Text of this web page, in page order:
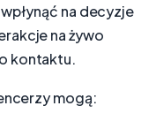
na decyzje
na żywo
kontaktu.
mogą: